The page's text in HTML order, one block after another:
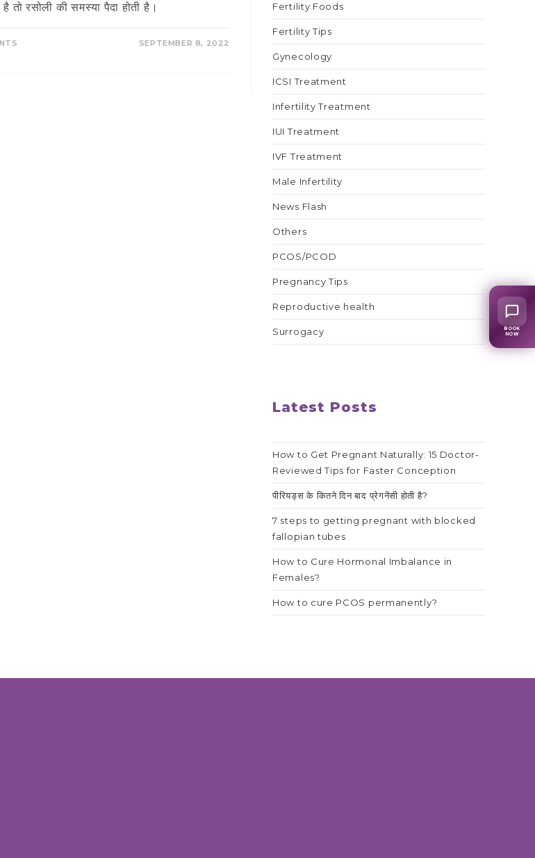
तो रसोली की समस्या पैदा होती है।
SEPTEMBER 8, 2022
Fertility Foods
Fertility Tips
Gynecology
ICSI Treatment
Infertility Treatment
IUI Treatment
IVF Treatment
Male Infertility
News Flash
Others
PCOS/PCOD
Pregnancy Tips
Reproductive health
Surrogacy
Latest Posts
How to Get Pregnant Naturally: 15 Doctor-
Reviewed Tips for Faster Conception
पीरियड्स के कितने दिन बाद प्रेगनेंसी होती है?
7 steps to getting pregnant with blocked
fallopian tubes
How to Cure Hormonal Imbalance in
Females?
How to cure PCOS permanently?
BOOK
NOW